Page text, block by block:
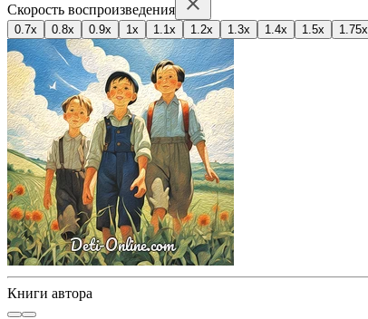
Скорость воспроизведения
0.7x 0.8x 0.9x 1x 1.1x 1.2x 1.3x 1.4x 1.5x 1.75x
Книги автора